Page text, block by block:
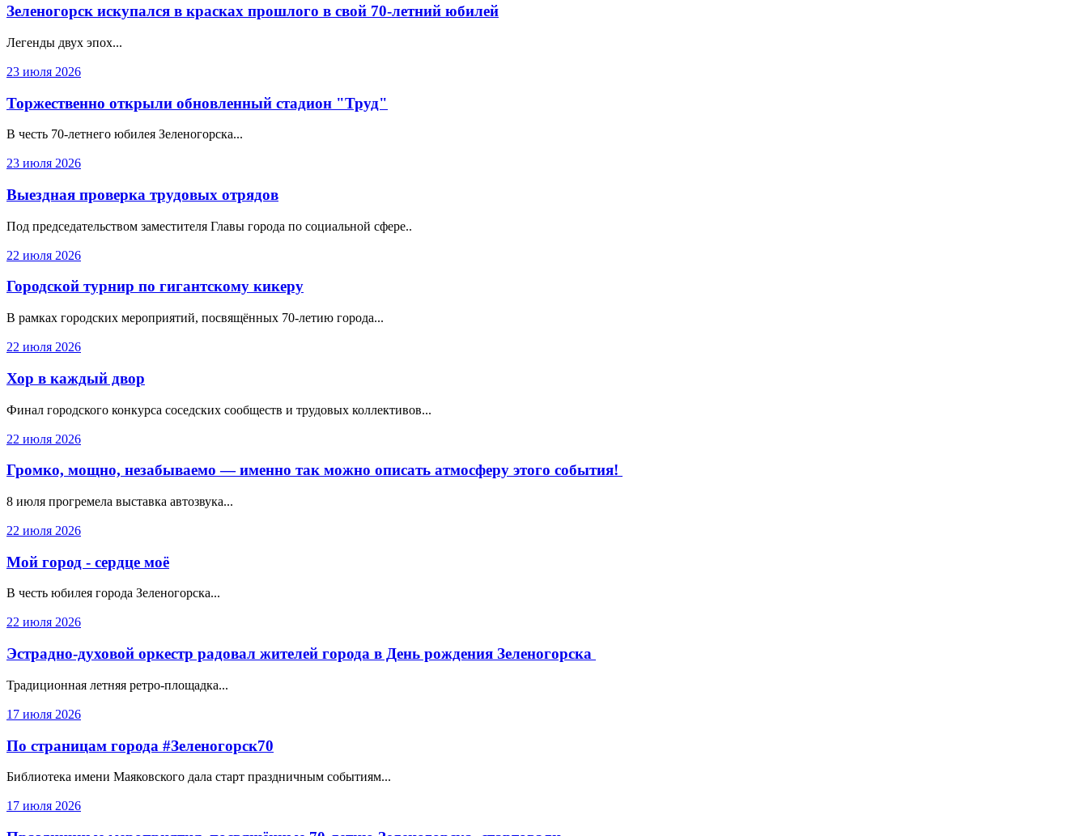
Зеленогорск искупался в красках прошлого в свой 70-летний юбилей
Легенды двух эпох...
23 июля 2026
Торжественно открыли обновленный стадион "Труд"
В честь 70-летнего юбилея Зеленогорска...
23 июля 2026
Выездная проверка трудовых отрядов
Под председательством заместителя Главы города по социальной сфере..
22 июля 2026
Городской турнир по гигантскому кикеру
В рамках городских мероприятий, посвящённых 70-летию города...
22 июля 2026
Хор в каждый двор
Финал городского конкурса соседских сообществ и трудовых коллективов...
22 июля 2026
Громко, мощно, незабываемо — именно так можно описать атмосферу этого события!
8 июля прогремела выставка автозвука...
22 июля 2026
Мой город - сердце моё
В честь юбилея города Зеленогорска...
22 июля 2026
Эстрадно-духовой оркестр радовал жителей города в День рождения Зеленогорска
Традиционная летняя ретро-площадка...
17 июля 2026
По страницам города #Зеленогорск70
Библиотека имени Маяковского дала старт праздничным событиям...
17 июля 2026